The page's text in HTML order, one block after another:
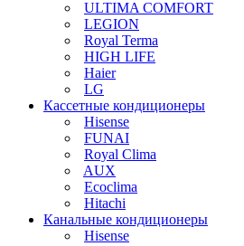
ULTIMA COMFORT
LEGION
Royal Terma
HIGH LIFE
Haier
LG
Кассетные кондиционеры
Hisense
FUNAI
Royal Clima
AUX
Ecoclima
Hitachi
Канальные кондиционеры
Hisense